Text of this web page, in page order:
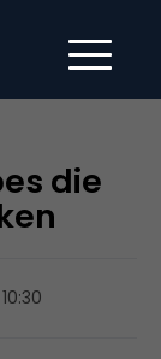
die